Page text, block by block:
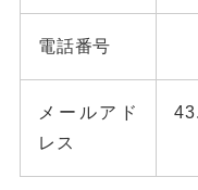
電話番号
メールアド
レス